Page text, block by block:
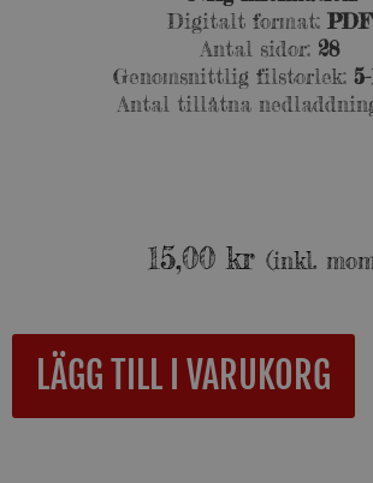
Digitalt format: PDF
Antal sidor: 28
Genomsnittlig filstorlek:
Antal tillåtna
15,00 kr (inkl.
LÄGG TILL I VARUKORG